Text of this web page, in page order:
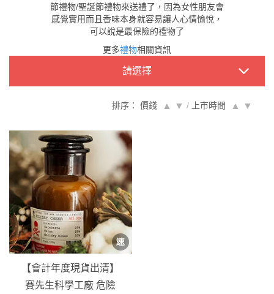
節禮物/聖誕節禮物來送禮了，因為女性朋友會
感覺實用而且香味本身就容易讓人心情愉悅，
可以說是最保險的禮物了
更多禮物相關資訊
請選擇
排序： 價錢 ▲ ▼ / 上市時間 ▲ ▼
【會計年度現貨出清】
賽先生科學工廠 危險